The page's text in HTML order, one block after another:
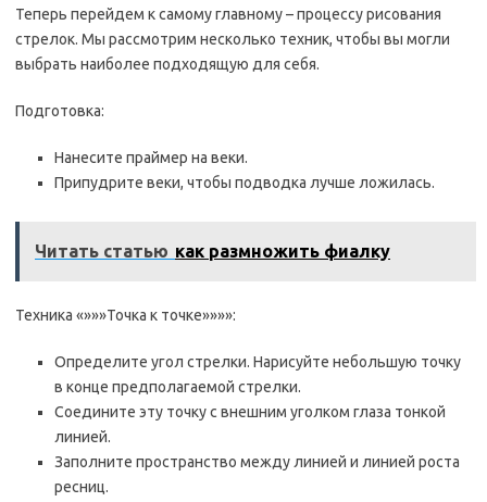
Теперь перейдем к самому главному – процессу рисования
стрелок. Мы рассмотрим несколько техник, чтобы вы могли
выбрать наиболее подходящую для себя.
Подготовка:
Нанесите праймер на веки.
Припудрите веки, чтобы подводка лучше ложилась.
Читать статью как размножить фиалку
Техника «»»»Точка к точке»»»»:
Определите угол стрелки. Нарисуйте небольшую точку
в конце предполагаемой стрелки.
Соедините эту точку с внешним уголком глаза тонкой
линией.
Заполните пространство между линией и линией роста
ресниц.